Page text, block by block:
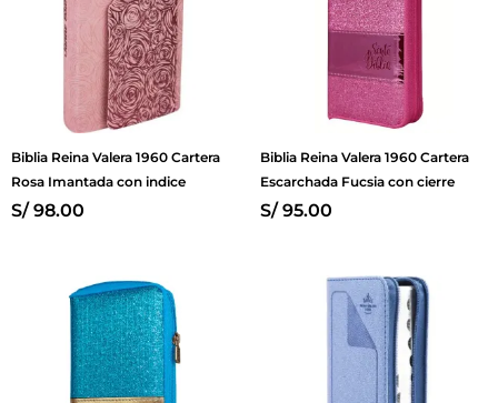
Biblia Reina Valera 1960 Cartera
Rosa Imantada con indice
S/98.00
Biblia Reina Valera 1960 Cartera
Escarchada Fucsia con cierre
S/95.00